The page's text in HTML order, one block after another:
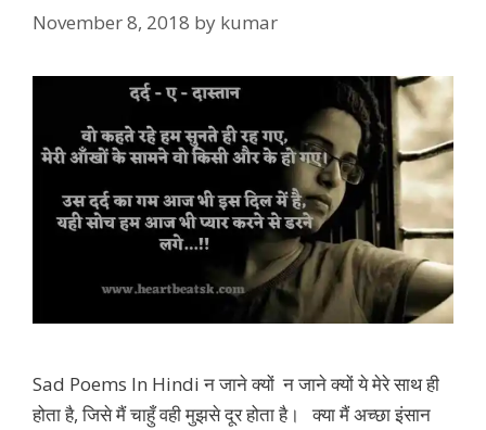
November 8, 2018 by kumar
Sad Poems In Hindi न जाने क्यों न जाने क्यों ये मेरे साथ ही
होता है, जिसे मैं चाहुँ वही मुझसे दूर होता है। क्या मैं अच्छा इंसान